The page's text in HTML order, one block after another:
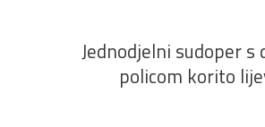
Jednodjelni sudoper s
policom korito